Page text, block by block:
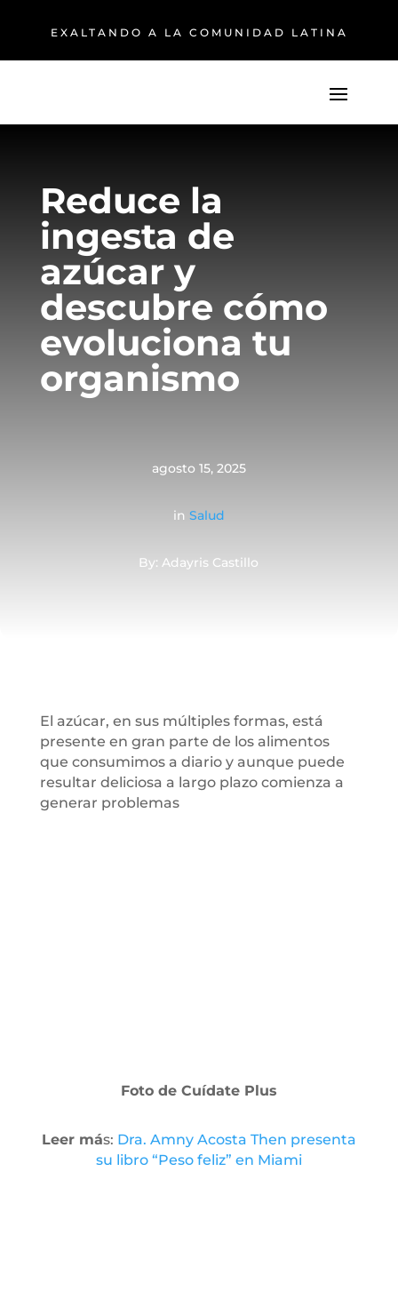
EXALTANDO A LA COMUNIDAD LATINA
Reduce la
ingesta de
azúcar y
descubre cómo
evoluciona tu
organismo
agosto 15, 2025
in Salud
By: Adayris Castillo
El azúcar, en sus múltiples formas, está
presente en gran parte de los alimentos
que consumimos a diario y aunque puede
resultar deliciosa a largo plazo comienza a
generar problemas
Foto de Cuídate Plus
Leer más: Dra. Amny Acosta Then presenta
su libro “Peso feliz” en Miami